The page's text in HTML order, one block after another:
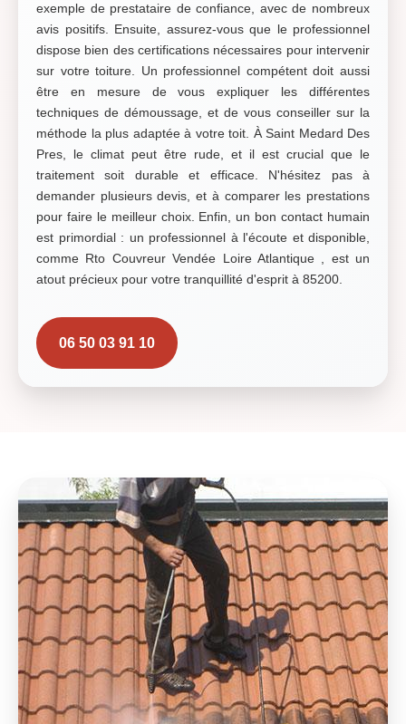
exemple de prestataire de confiance, avec de nombreux
avis positifs. Ensuite, assurez-vous que le professionnel
dispose bien des certifications nécessaires pour intervenir
sur votre toiture. Un professionnel compétent doit aussi
être en mesure de vous expliquer les différentes
techniques de démoussage, et de vous conseiller sur la
méthode la plus adaptée à votre toit. À Saint Medard Des
Pres, le climat peut être rude, et il est crucial que le
traitement soit durable et efficace. N'hésitez pas à
demander plusieurs devis, et à comparer les prestations
pour faire le meilleur choix. Enfin, un bon contact humain
est primordial : un professionnel à l'écoute et disponible,
comme Rto Couvreur Vendée Loire Atlantique , est un
atout précieux pour votre tranquillité d'esprit à 85200.
06 50 03 91 10